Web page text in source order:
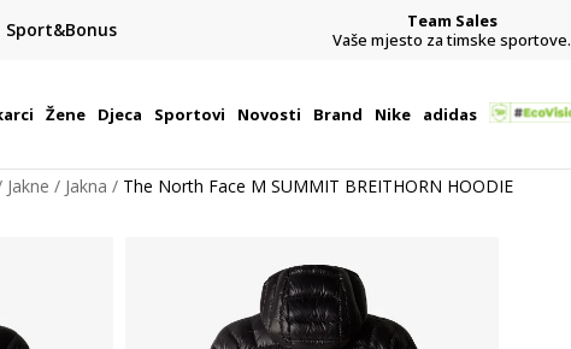
Sport&Bonus
paketomata u Hrvatskoj
Team Sales
Vaše mjesto za timske sportove.
Žene Djeca Sportovi Novosti Brand Nike adidas
Jakne Jakna The North Face M SUMMIT BREITHORN HOODIE